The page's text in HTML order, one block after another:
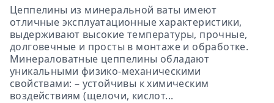
Цеппелины из минеральной ваты имеют
отличные эксплуатационные характеристики,
выдерживают высокие температуры, прочные,
долговечные и просты в монтаже и обработке.
Минераловатные цеппелины обладают
уникальными физико-механическими
свойствами: – устойчивы к химическим
воздействиям (щелочи, кислот...